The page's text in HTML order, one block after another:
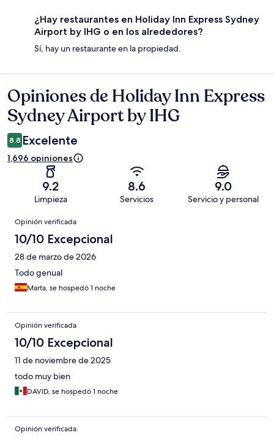
¿Hay restaurantes en Holiday Inn Express Sydney
Airport by IHG o en los alrededores?
Sí, hay un restaurante en la propiedad.
Opiniones
Opiniones de Holiday Inn Express
Sydney Airport by IHG
8.8 Excelente
1,696 opiniones
9.2
Limpieza
8.6
Servicios
9.0
Servicio y personal
Opiniones
Opinión verificada
10/10 Excepcional
28 de marzo de 2026
Todo genual
Marta, se hospedó 1 noche
Opinión verificada
10/10 Excepcional
11 de noviembre de 2025
todo muy bien
DAVID, se hospedó 1 noche
Opinión verificada